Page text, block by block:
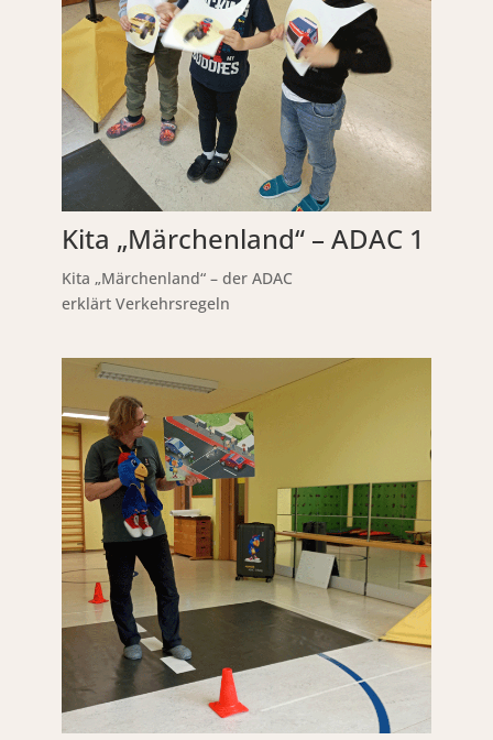
Kita „Märchenland“ – ADAC 1
Kita „Märchenland“ – der ADAC
erklärt Verkehrsregeln